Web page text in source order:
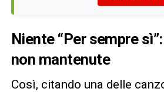
Niente “Per sempre
non mantenute
Così, citando una delle